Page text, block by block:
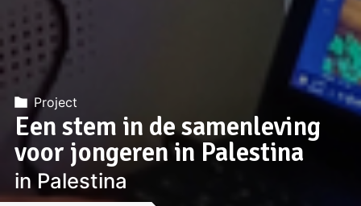
Project
Een stem in de samenleving
voor jongeren in Palestina
in Palestina